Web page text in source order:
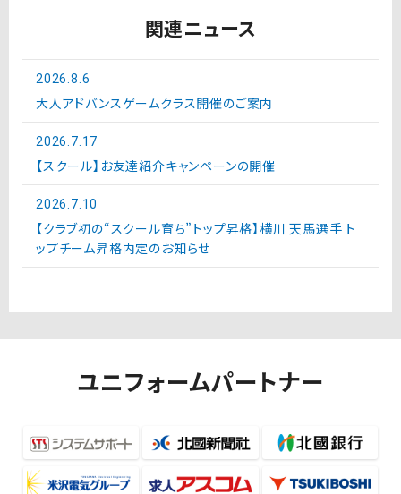
関連ニュース
2026.8.6
大人アドバンスゲームクラス開催のご案内
2026.7.17
【スクール】お友達紹介キャンペーンの開催
2026.7.10
【クラブ初の“スクール育ち”トップ昇格】横川 天馬選手 ト
ップチーム昇格内定のお知らせ
ユニフォームパートナー